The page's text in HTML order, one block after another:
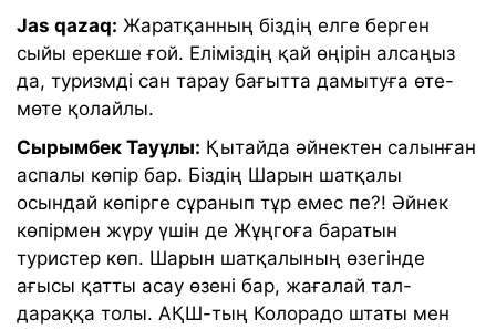
Jas qazaq: Жаратқанның біздің елге берген
сыйы ерекше ғой. Еліміздің қай өңірін алсаңыз
да, туризмді сан тарау бағытта дамытуға өте-
мөте қолайлы.
Сырымбек Тауұлы: Қытайда әйнектен салынған
аспалы көпір бар. Біздің Шарын шатқалы
осындай көпірге сұранып тұр емес пе?! Әйнек
көпірмен жүру үшін де Жұңгоға баратын
туристер көп. Шарын шатқалының өзегінде
ағысы қатты асау өзені бар, жағалай тал-
дараққа толы. АҚШ-тың Колорадо штаты мен